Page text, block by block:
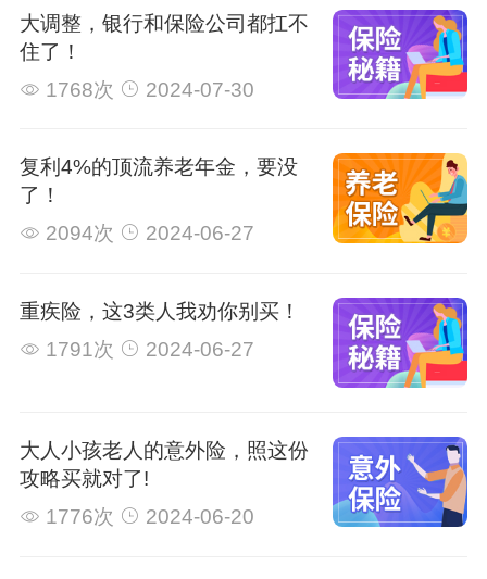
大调整，银行和保险公司都扛不
住了！
1768次
2024-07-30
复利4%的顶流养老年金，要没
了！
2094次
2024-06-27
重疾险，这3类人我劝你别买！
1791次
2024-06-27
大人小孩老人的意外险，照这份
攻略买就对了!
1776次
2024-06-20